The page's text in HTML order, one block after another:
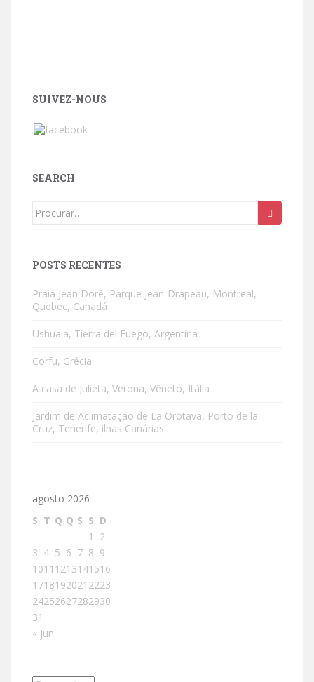
SUIVEZ-NOUS
SEARCH
Search
POSTS RECENTES
Praia Jean Doré, Parque Jean-Drapeau, Montreal,
Quebec, Canadá
Ushuaia, Tierra del Fuego, Argentina
Corfu, Grécia
A casa de Julieta, Verona, Vêneto, Itália
Jardim de Aclimatação de La Orotava, Porto de la
Cruz, Tenerife, ilhas Canárias
agosto 2026
S T Q Q S S D
1
2
3 4 5 6 7 8 9
1011 1213141516
1718192021 2223
24252627282930
31
« jun